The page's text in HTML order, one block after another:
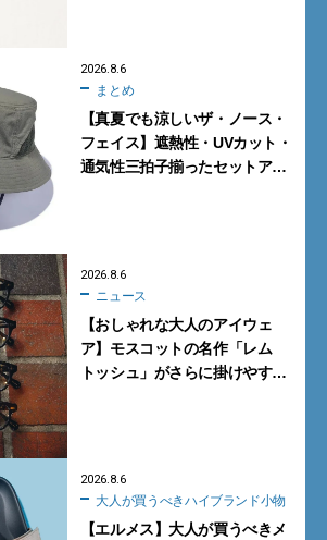
2026.8.6
まとめ
【真夏でも涼しいザ・ノース・
フェイス】遮熱性・UVカット・
通気性三拍子揃ったセットアッ
2026.8.6
ニュース
【おしゃれな大人のアイウェ
ア】モスコットの名作「レム
トッシュ」がさらに掛けやす
2026.8.6
大人が買うべきハイブランド小物
【エルメス】大人が買うべきメ